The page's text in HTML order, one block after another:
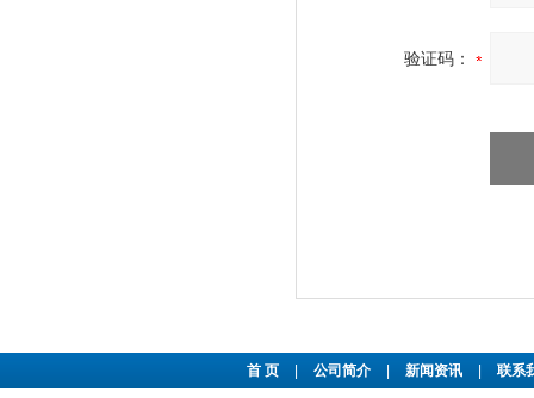
验证码：
首 页 公司简介 新闻资讯 联系